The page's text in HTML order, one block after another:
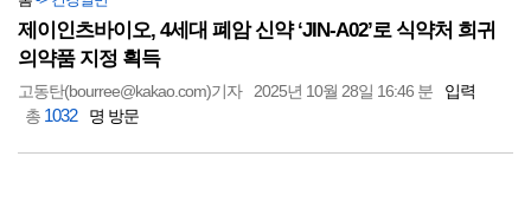
제이인츠바이오, 4세대 폐암 신약 ‘JIN-A02’로 식약처 희귀
의약품 지정 획득
고동탄(bourree@kakao.com)기자 2025년 10월 28일 16:46 분
입력
총 1032 명 방문